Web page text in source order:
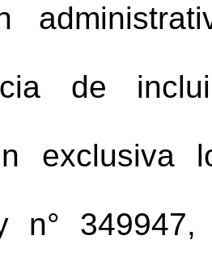
de
exclusiva
n°